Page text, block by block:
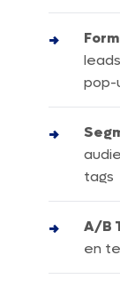
pop-
tags
A/B
en